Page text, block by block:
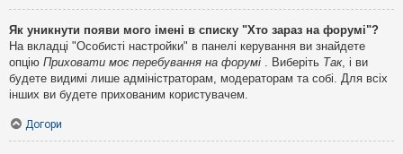
Як уникнути появи мого імені в списку "Хто зараз на форумі"?
На вкладці "Особисті настройки" в панелі керування ви знайдете
опцію Приховати моє перебування на форумі . Виберіть Так, і ви
будете видимі лише адміністраторам, модераторам та собі. Для всіх
інших ви будете прихованим користувачем.
Догори